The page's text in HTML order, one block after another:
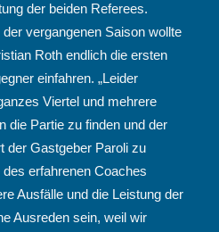
der beiden Referees.
vergangenen Saison wollte
Roth endlich die ersten
einfahren. „Leider
Viertel und mehrere
die Partie zu finden und der
der Gastgeber Paroli zu
erfahrenen Coaches
Ausfälle und die Leistung der
Ausreden sein, weil wir